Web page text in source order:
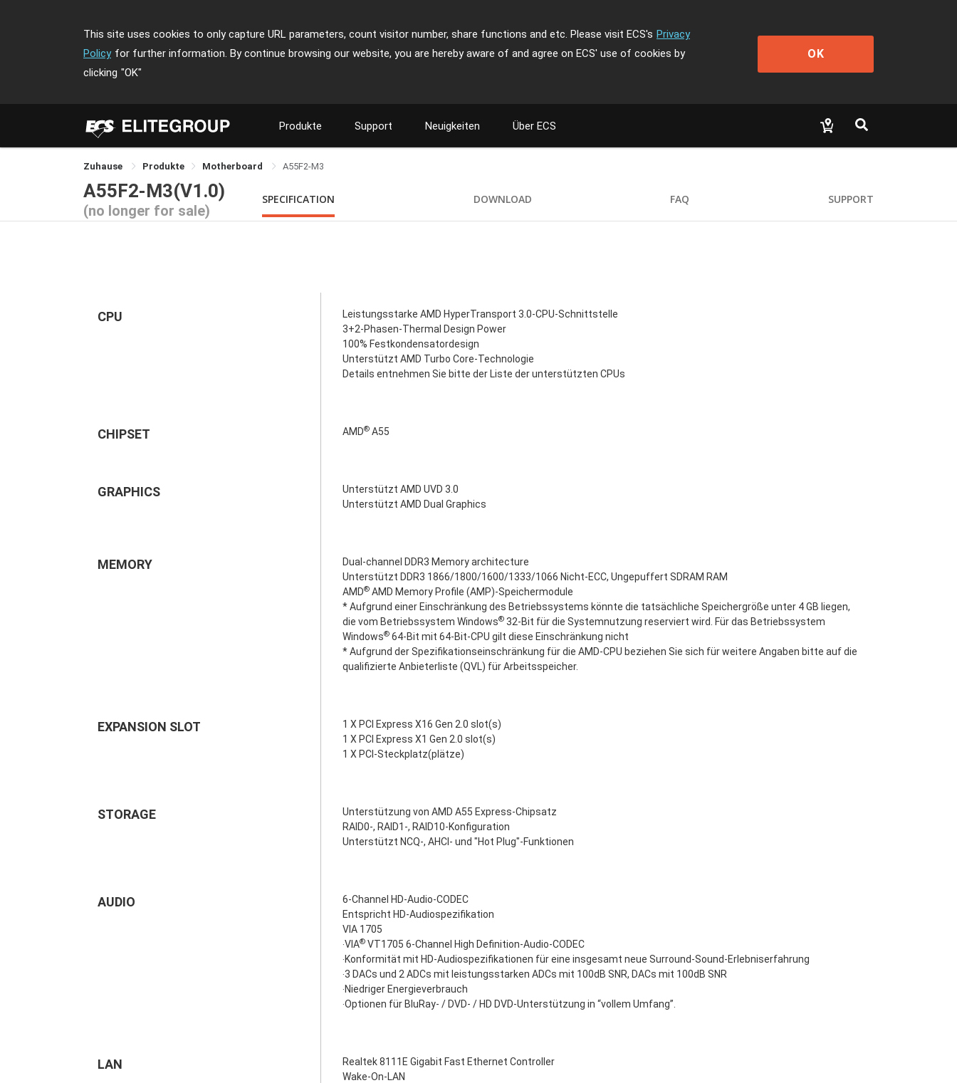
This site uses cookies to only capture URL parameters, count visitor number, share functions and etc. Please visit ECS's Privacy
Policy for further information. By continue browsing our website, you are hereby aware of and agree on ECS' use of cookies by
clicking "OK"
OK
Produkte Support Neuigkeiten Über ECS
Zuhause Produkte Motherboard A55F2-M3
A55F2-M3(V1.0)
(no longer for sale)
SPECIFICATION DOWNLOAD FAQ SUPPORT
CPU
Leistungsstarke AMD HyperTransport 3.0-CPU-Schnittstelle
3+2-Phasen-Thermal Design Power
100% Festkondensatordesign
Unterstützt AMD Turbo Core-Technologie
Details entnehmen Sie bitte der Liste der unterstützten CPUs
CHIPSET AMD® A55
GRAPHICS
Unterstützt AMD UVD 3.0
Unterstützt AMD Dual Graphics
MEMORY
Dual-channel DDR3 Memory architecture
Unterstützt DDR3 1866/1800/1600/1333/1066 Nicht-ECC, Ungepuffert SDRAM RAM
AMD® AMD Memory Profile (AMP)-Speichermodule
* Aufgrund einer Einschränkung des Betriebssystems könnte die tatsächliche Speichergröße unter 4 GB liegen,
die vom Betriebssystem Windows® 32-Bit für die Systemnutzung reserviert wird. Für das Betriebssystem
Windows® 64-Bit mit 64-Bit-CPU gilt diese Einschränkung nicht
* Aufgrund der Spezifikationseinschränkung für die AMD-CPU beziehen Sie sich für weitere Angaben bitte auf die
qualifizierte Anbieterliste (QVL) für Arbeitsspeicher.
EXPANSION SLOT
1 X PCI Express X16 Gen 2.0 slot(s)
1 X PCI Express X1 Gen 2.0 slot(s)
1 X PCI-Steckplatz(plätze)
STORAGE
Unterstützung von AMD A55 Express-Chipsatz
RAID0-, RAID1-, RAID10-Konfiguration
Unterstützt NCQ-, AHCI- und "Hot Plug"-Funktionen
AUDIO
6-Channel HD-Audio-CODEC
Entspricht HD-Audiospezifikation
VIA 1705
‧VIA® VT1705 6-Channel High Definition-Audio-CODEC
‧Konformität mit HD-Audiospezifikationen für eine insgesamt neue Surround-Sound-Erlebniserfahrung
‧3 DACs und 2 ADCs mit leistungsstarken ADCs mit 100dB SNR, DACs mit 100dB SNR
‧Niedriger Energieverbrauch
‧Optionen für BluRay- / DVD- / HD DVD-Unterstützung in “vollem Umfang”.
LAN
Realtek 8111E Gigabit Fast Ethernet Controller
Wake-On-LAN